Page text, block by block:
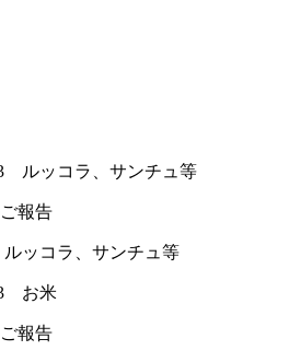
報告
ッコラ、サンチュ等
報告